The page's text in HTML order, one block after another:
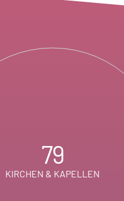
79
KIRCHEN & KAPELLEN